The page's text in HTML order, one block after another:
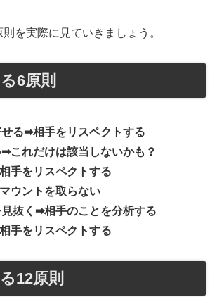
を実際に見ていきましょう。
6原則
る➡︎相手をリスペクトする
これだけは該当しないかも？
手をリスペクトする
ウントを取らない
抜く➡︎相手のことを分析する
手をリスペクトする
12原則